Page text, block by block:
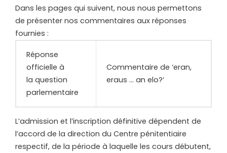
Dans les pages qui suivent, nous nous permettons
de présenter nos commentaires aux réponses
fournies :
Réponse
officielle à
la question
parlementaire
Commentaire de ‘eran,
eraus … an elo?‘
L’admission et l’inscription définitive dépendent de
l’accord de la direction du Centre pénitentiaire
respectif, de la période à laquelle les cours débutent,